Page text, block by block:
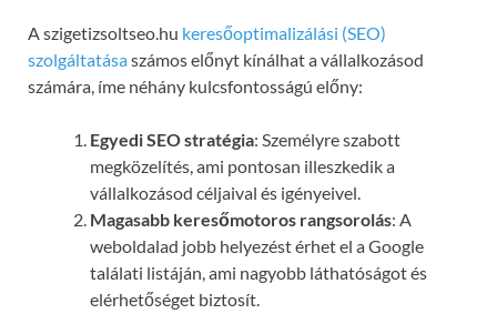
A szigetizsoltseo.hu keresőoptimalizálási (SEO)
szolgáltatásaszámos előnyt kínálhat a vállalkozásod
számára, íme néhány kulcsfontosságú előny:
Egyedi SEO stratégia: Személyre szabott
megközelítés, ami pontosan illeszkedik a
vállalkozásod céljaival és igényeivel.
Magasabb keresőmotoros rangsorolás: A
weboldalad jobb helyezést érhet el a Google
találati listáján, ami nagyobb láthatóságot és
elérhetőséget biztosít.